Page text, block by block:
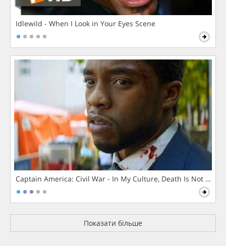
Idlewild - When I Look in Your Eyes Scene
Captain America: Civil War - In My Culture, Death Is Not The
Показати більше